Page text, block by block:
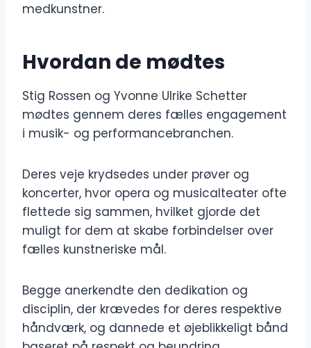
medkunstner.
Hvordan de mødtes
Stig Rossen og Yvonne Ulrike Schetter
mødtes gennem deres fælles engagement
i musik- og performancebranchen.
Deres veje krydsedes under prøver og
koncerter, hvor opera og musicalteater ofte
flettede sig sammen, hvilket gjorde det
muligt for dem at skabe forbindelser over
fælles kunstneriske mål.
Begge anerkendte den dedikation og
disciplin, der krævedes for deres respektive
håndværk, og dannede et øjeblikkeligt bånd